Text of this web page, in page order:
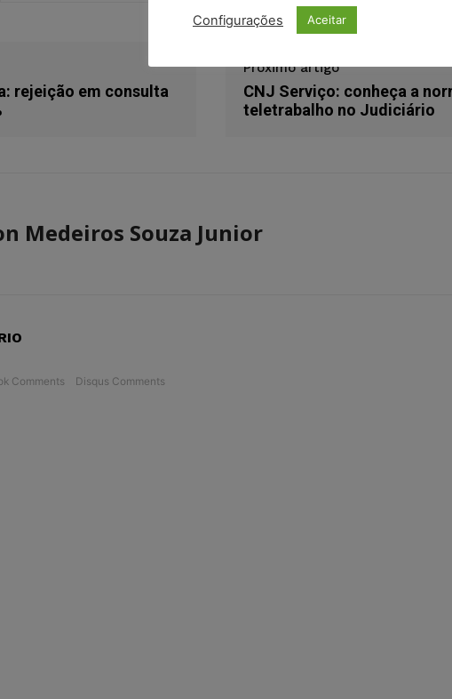
rejeição em consulta
Próximo artigo
CNJ Serviço: conheça a
teletrabalho no Judiciário
Medeiros Souza Junior
Comments Disqus Comments
Configurações Aceitar